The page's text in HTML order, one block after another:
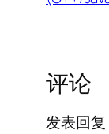
评论
发表回复